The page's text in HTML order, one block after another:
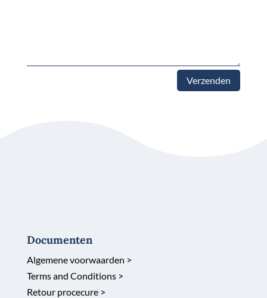
Verzenden
Documenten
Algemene voorwaarden >
Terms and Conditions >
Retour procecure >